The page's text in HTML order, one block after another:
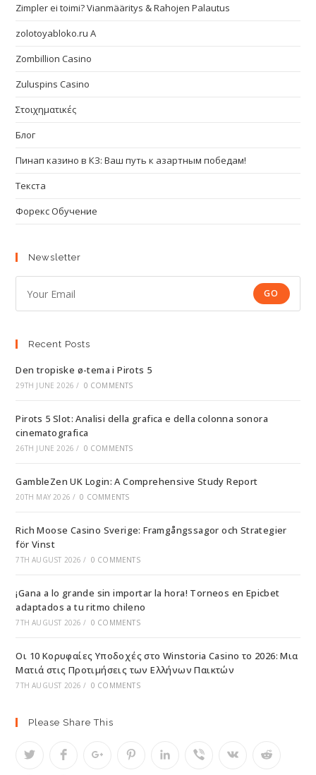
Zimpler ei toimi? Vianmääritys & Rahojen Palautus
zolotoyabloko.ru A
Zombillion Casino
Zuluspins Casino
Στοιχηματικές
Блог
Пинап казино в КЗ: Ваш путь к азартным победам!
Текста
Форекс Обучение
Newsletter
GO
Recent Posts
Den tropiske ø-tema i Pirots 5
29TH JUNE 2026 / 0 COMMENTS
Pirots 5 Slot: Analisi della grafica e della colonna sonora
cinematografica
26TH JUNE 2026 / 0 COMMENTS
GambleZen UK Login: A Comprehensive Study Report
20TH MAY 2026 / 0 COMMENTS
Rich Moose Casino Sverige: Framgångssagor och Strategier
för Vinst
7TH AUGUST 2026 / 0 COMMENTS
¡Gana a lo grande sin importar la hora! Torneos en Epicbet
adaptados a tu ritmo chileno
7TH AUGUST 2026 / 0 COMMENTS
Οι 10 Κορυφαίες Υποδοχές στο Winstoria Casino το 2026: Μια
Ματιά στις Προτιμήσεις των Ελλήνων Παικτών
7TH AUGUST 2026 / 0 COMMENTS
Please Share This